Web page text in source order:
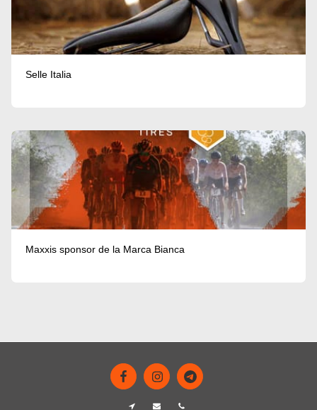
Selle Italia
Maxxis sponsor de la Marca Bianca